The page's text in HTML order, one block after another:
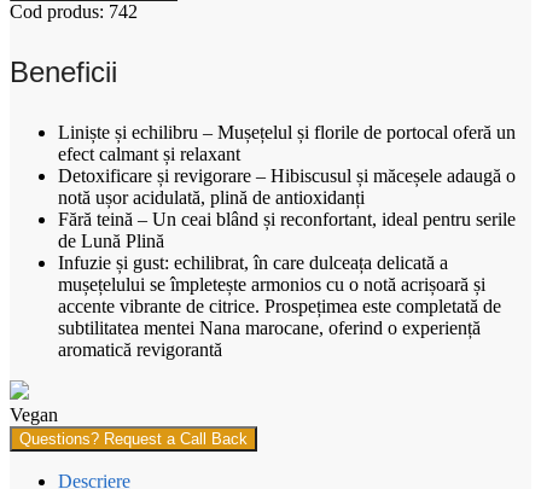
Cod produs: 742
Beneficii
Liniște și echilibru – Mușețelul și florile de portocal oferă un
efect calmant și relaxant
Detoxificare și revigorare – Hibiscusul și măceșele adaugă o
notă ușor acidulată, plină de antioxidanți
Fără teină – Un ceai blând și reconfortant, ideal pentru serile
de Lună Plină
Infuzie și gust: echilibrat, în care dulceața delicată a
mușețelului se împletește armonios cu o notă acrișoară și
accente vibrante de citrice. Prospețimea este completată de
subtilitatea mentei Nana marocane, oferind o experiență
aromatică revigorantă
Vegan
Questions? Request a Call Back
Descriere